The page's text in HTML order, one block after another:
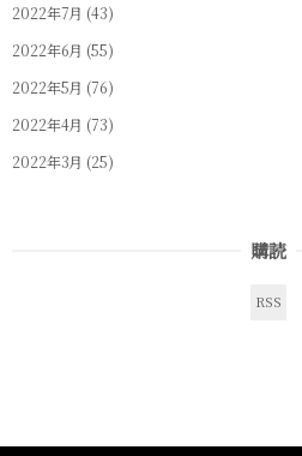
2022年7月 (43)
2022年6月 (55)
2022年5月 (76)
2022年4月 (73)
2022年3月 (25)
購読
RSS